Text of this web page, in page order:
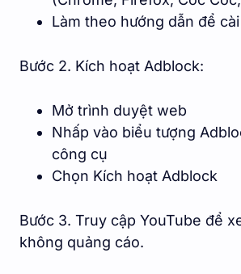
Làm theo hướng dẫn để
Bước 2. Kích hoạt Adblock:
Mở trình duyệt web
Nhấp vào biểu tượng
công cụ
Chọn Kích hoạt Adblock
Bước 3. Truy cập YouTube để
không quảng cáo.